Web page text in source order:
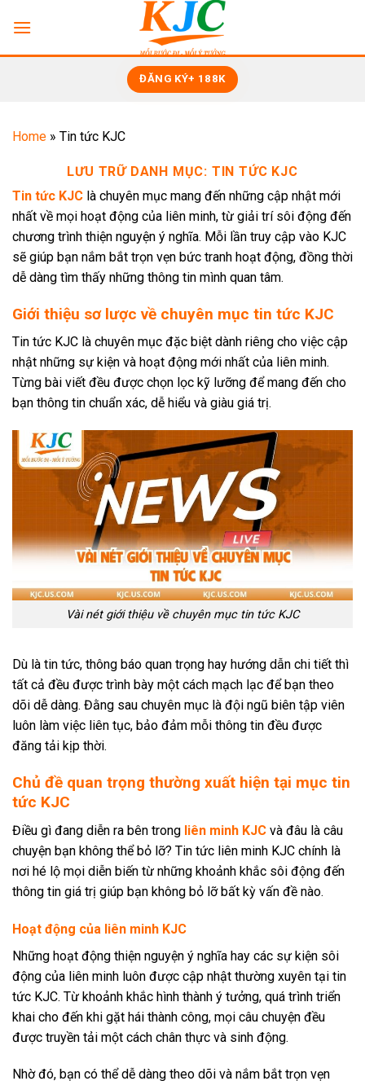
qua
nội
ĐĂNG KÝ+ 188K
Home » Tin tức KJC
LƯU TRỮ DANH MỤC: TIN TỨC KJC
Tin tức KJC là chuyên mục mang đến những cập nhật mới
nhất về mọi hoạt động của liên minh, từ giải trí sôi động đến
chương trình thiện nguyện ý nghĩa. Mỗi lần truy cập vào KJC
sẽ giúp bạn nắm bắt trọn vẹn bức tranh hoạt động, đồng thời
dễ dàng tìm thấy những thông tin mình quan tâm.
Giới thiệu sơ lược về chuyên mục tin tức KJC
Tin tức KJC là chuyên mục đặc biệt dành riêng cho việc cập
nhật những sự kiện và hoạt động mới nhất của liên minh.
Từng bài viết đều được chọn lọc kỹ lưỡng để mang đến cho
bạn thông tin chuẩn xác, dễ hiểu và giàu giá trị.
Vài nét giới thiệu về chuyên mục tin tức KJC
Dù là tin tức, thông báo quan trọng hay hướng dẫn chi tiết thì
tất cả đều được trình bày một cách mạch lạc để bạn theo
dõi dễ dàng. Đằng sau chuyên mục là đội ngũ biên tập viên
luôn làm việc liên tục, bảo đảm mỗi thông tin đều được
đăng tải kịp thời.
Chủ đề quan trọng thường xuất hiện tại mục tin
tức KJC
Điều gì đang diễn ra bên trong liên minh KJC và đâu là câu
chuyện bạn không thể bỏ lỡ? Tin tức liên minh KJC chính là
nơi hé lộ mọi diễn biến từ những khoảnh khắc sôi động đến
thông tin giá trị giúp bạn không bỏ lỡ bất kỳ vấn đề nào.
Hoạt động của liên minh KJC
Những hoạt động thiện nguyện ý nghĩa hay các sự kiện sôi
động của liên minh luôn được cập nhật thường xuyên tại tin
tức KJC. Từ khoảnh khắc hình thành ý tưởng, quá trình triển
khai cho đến khi gặt hái thành công, mọi câu chuyện đều
được truyền tải một cách chân thực và sinh động.
Nhờ đó, bạn có thể dễ dàng theo dõi và nắm bắt trọn vẹn